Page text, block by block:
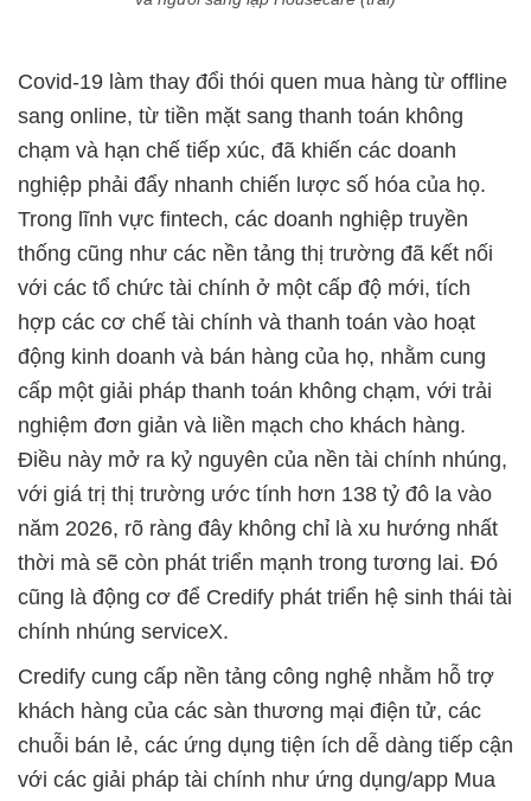
Covid-19 làm thay đổi thói quen mua hàng từ offline
sang online, từ tiền mặt sang thanh toán không
chạm và hạn chế tiếp xúc, đã khiến các doanh
nghiệp phải đẩy nhanh chiến lược số hóa của họ.
Trong lĩnh vực fintech, các doanh nghiệp truyền
thống cũng như các nền tảng thị trường đã kết nối
với các tổ chức tài chính ở một cấp độ mới, tích
hợp các cơ chế tài chính và thanh toán vào hoạt
động kinh doanh và bán hàng của họ, nhằm cung
cấp một giải pháp thanh toán không chạm, với trải
nghiệm đơn giản và liền mạch cho khách hàng.
Điều này mở ra kỷ nguyên của nền tài chính nhúng,
với giá trị thị trường ước tính hơn 138 tỷ đô la vào
năm 2026, rõ ràng đây không chỉ là xu hướng nhất
thời mà sẽ còn phát triển mạnh trong tương lai. Đó
cũng là động cơ để Credify phát triển hệ sinh thái tài
chính nhúng serviceX.
Credify cung cấp nền tảng công nghệ nhằm hỗ trợ
khách hàng của các sàn thương mại điện tử, các
chuỗi bán lẻ, các ứng dụng tiện ích dễ dàng tiếp cận
với các giải pháp tài chính như ứng dụng/app Mua